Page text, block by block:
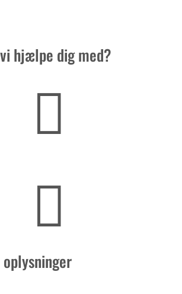
hjælpe dig med?

